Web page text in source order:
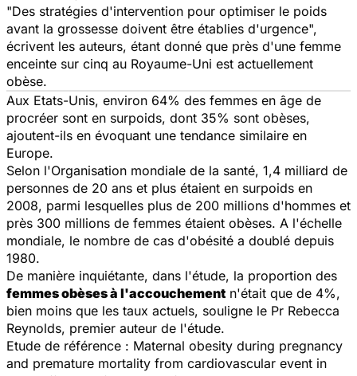
"Des stratégies d'intervention pour optimiser le poids
avant la grossesse doivent être établies d'urgence",
écrivent les auteurs, étant donné que près d'une femme
enceinte sur cinq au Royaume-Uni est actuellement
obèse.
Aux Etats-Unis, environ 64% des femmes en âge de
procréer sont en surpoids, dont 35% sont obèses,
ajoutent-ils en évoquant une tendance similaire en
Europe.
Selon l'Organisation mondiale de la santé, 1,4 milliard de
personnes de 20 ans et plus étaient en surpoids en
2008, parmi lesquelles plus de 200 millions d'hommes et
près 300 millions de femmes étaient obèses. A l'échelle
mondiale, le nombre de cas d'obésité a doublé depuis
1980.
De manière inquiétante, dans l'étude, la proportion des
femmes obèses à l'accouchement n'était que de 4%,
bien moins que les taux actuels, souligne le Pr Rebecca
Reynolds, premier auteur de l'étude.
Etude de référence : Maternal obesity during pregnancy
and premature mortality from cardiovascular event in